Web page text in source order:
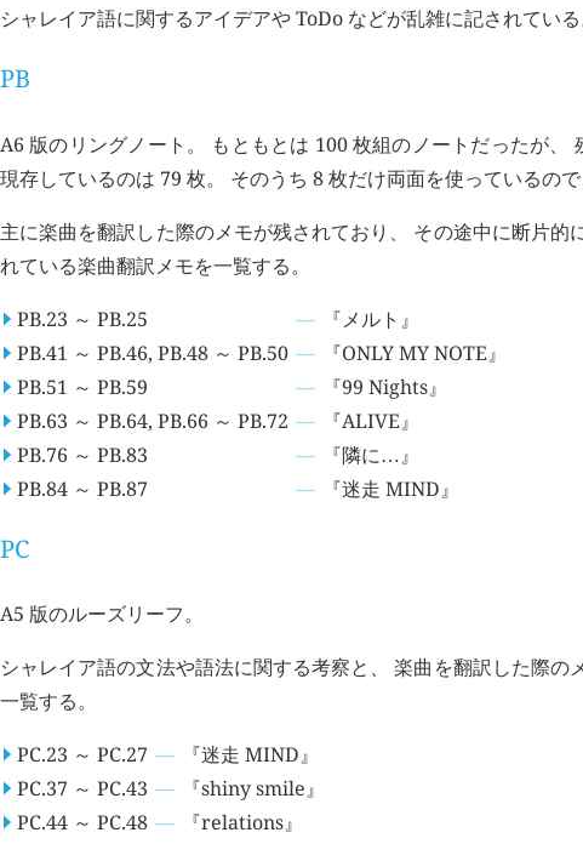
シャレイア語に関するアイデアや ToDo などが乱雑に記されている
PB
A6 版のリングノート。 もともとは 100 枚組のノートだったが、
現存しているのは 79 枚。 そのうち 8 枚だけ両面を使っているので
主に楽曲を翻訳した際のメモが残されており、 その途中に断片
れている楽曲翻訳メモを一覧する。
PB.23 ～ PB.25
『メルト』
PB.41 ～ PB.46, PB.48 ～ PB.50
『ONLY MY NOTE』
PB.51 ～ PB.59
『99 Nights』
PB.63 ～ PB.64, PB.66 ～ PB.72
『ALIVE』
PB.76 ～ PB.83
『隣に…』
PB.84 ～ PB.87
『迷走 MIND』
PC
A5 版のルーズリーフ。
シャレイア語の文法や語法に関する考察と、 楽曲を翻訳した際
一覧する。
PC.23 ～ PC.27
『迷走 MIND』
PC.37 ～ PC.43
『shiny smile』
PC.44 ～ PC.48
『relations』